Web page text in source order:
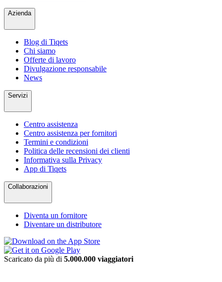
Azienda
Blog di Tiqets
Chi siamo
Offerte di lavoro
Divulgazione responsabile
News
Servizi
Centro assistenza
Centro assistenza per fornitori
Termini e condizioni
Politica delle recensioni dei clienti
Informativa sulla Privacy
App di Tiqets
Collaborazioni
Diventa un fornitore
Diventare un distributore
Scaricato da più di 5.000.000 viaggiatori